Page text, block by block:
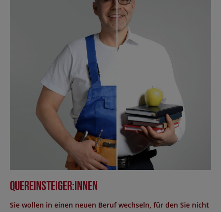
Quereinsteiger:innen
Sie wollen in einen neuen Beruf wechseln, für den Sie nicht